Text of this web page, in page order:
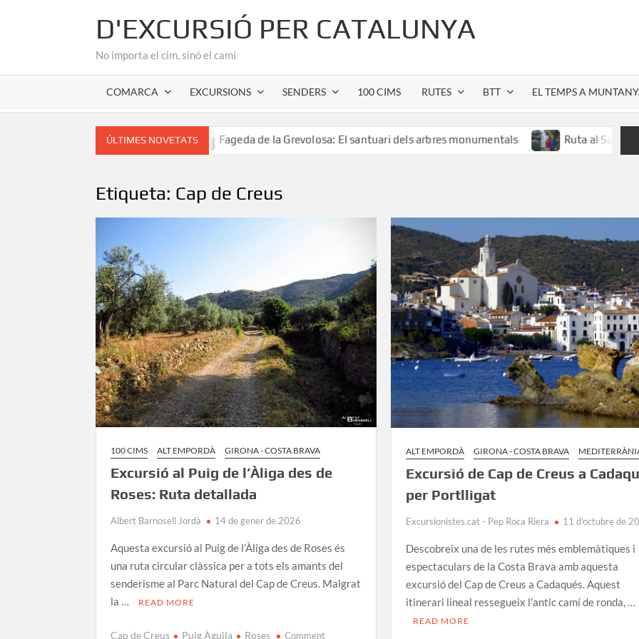
D'EXCURSIÓ PER CATALUNYA
No importa el cim, sinó el camí
COMARCA EXCURSIONS SENDERS 100 CIMS RUTES BTT EL TEMPS A
ÚLTIMES NOVETATS
de l’Alta Garrotxa Fageda de la Grevolosa: El santuari dels arbres monumentals Ruta al Salt de Sallent:
Etiqueta: Cap de Creus
100 CIMS ALT EMPORDÀ GIRONA - COSTA BRAVA
Excursió al Puig de l’Àliga des de
Roses: Ruta detallada
Albert Barnosell Jordà 14 de gener de 2026
Aquesta excursió al Puig de l’Àliga des de Roses és
una ruta circular clàssica per a tots els amants del
senderisme al Parc Natural del Cap de Creus. Malgrat
la …
READ MORE
Cap de Creus Puig Àguila Roses Commenton
ALT EMPORDÀ GIRONA - COSTA BRAVA
Excursió de Cap de Creus a
per Portlligat
Excursionistes.cat - Pep Roca Riera 11 d'octubre de
Descobreix una de les rutes més emblemàtiques i
espectaculars de la Costa Brava amb aquesta
excursió del Cap de Creus a Cadaqués. Aquest
itinerari lineal ressegueix l’antic camí de ronda, …
READ MORE